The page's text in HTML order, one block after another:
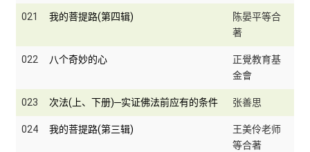
021 我的菩提路(第四辑)
陈晏平等合
著
022 八个奇妙的心
正覺教育基
金會
023 次法(上、下册)─实证佛法前应有的条件 张善思
024 我的菩提路(第三辑)
王美伶老师
等合著